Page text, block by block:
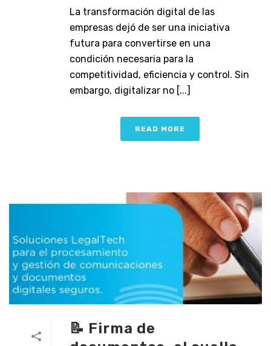
La transformación digital de las
empresas dejó de ser una iniciativa
futura para convertirse en una
condición necesaria para la
competitividad, eficiencia y control. Sin
embargo, digitalizar no [...]
READ MORE
📝 Firma de